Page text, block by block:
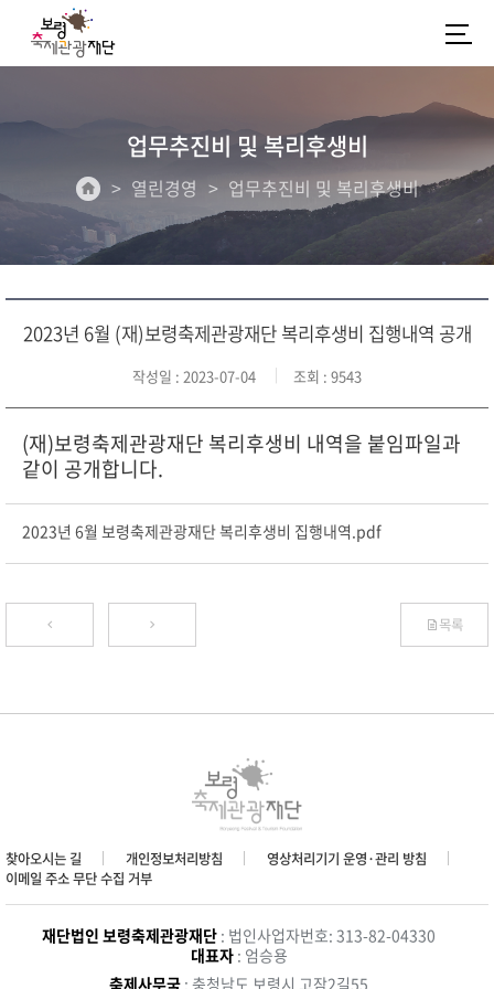
업무추진비 및 복리후생비
열린경영 업무추진비 및 복리후생비
2023년 6월 (재)보령축제관광재단 복리후생비 집행내역 공개
작성일 : 2023-07-04 조회 : 9543
(재)보령축제관광재단 복리후생비 내역을 붙임파일과
같이 공개합니다.
2023년 6월 보령축제관광재단 복리후생비 집행내역.pdf
목록
찾아오시는 길 개인정보처리방침
영상처리기기 운영·관리 방침
이메일 주소 무단 수집 거부
재단법인 보령축제관광재단 : 법인사업자번호: 313-82-04330
대표자: 엄승용
축제사무국 : 충청남도 보령시 고잠2길55